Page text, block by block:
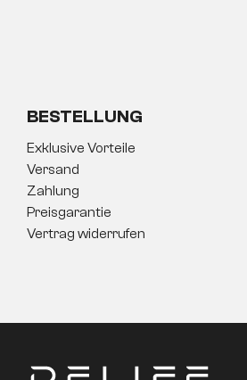
BESTELLUNG
Exklusive Vorteile
Versand
Zahlung
Preisgarantie
Vertrag widerrufen